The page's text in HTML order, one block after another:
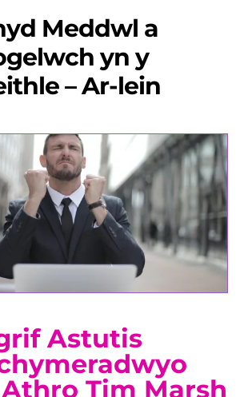
Meddwl a
yn y
– Ar-lein
Astutis
Tim Marsh